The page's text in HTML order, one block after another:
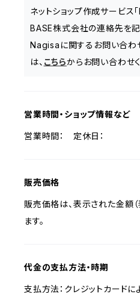
ネットショップ作成サービス
BASE株式会社の連絡先を記
Nagisaに関するお問い合わ
は、 こちらからお問い合わせ
営業時間・ショップ情報など
営業時間： 定休日：
販売価格
販売価格は、表示された金額
ます。
代金の支払方法・時期
支払方法：クレジットカード